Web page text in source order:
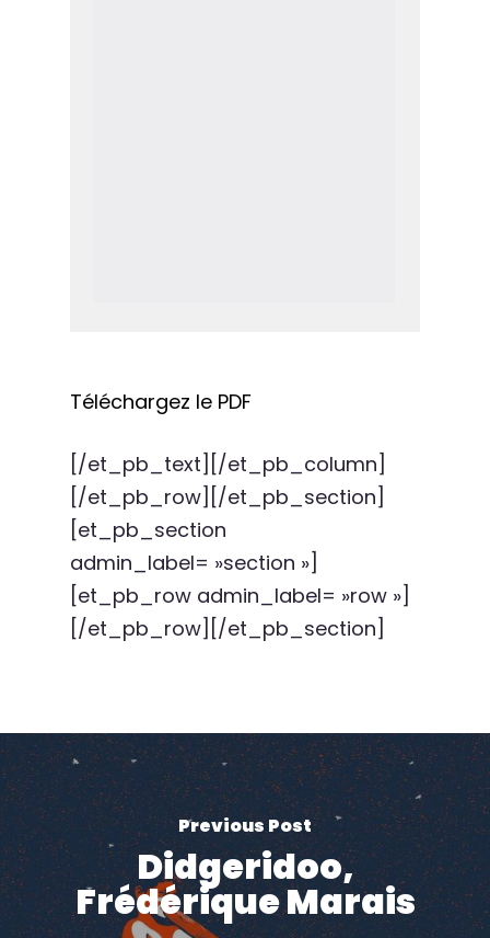
Téléchargez le PDF
[/et_pb_text][/et_pb_column]
[/et_pb_row][/et_pb_section]
[et_pb_section
admin_label= »section »]
[et_pb_row admin_label= »row »]
[/et_pb_row][/et_pb_section]
Previous Post
Didgeridoo,
Frédérique Marais